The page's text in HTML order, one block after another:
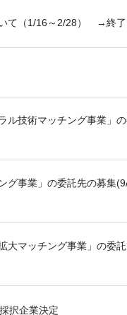
て（1/16～2/28） →終了
ル技術マッチング事業」
グ事業」の委託先の募集
大マッチング事業」の委
択企業決定